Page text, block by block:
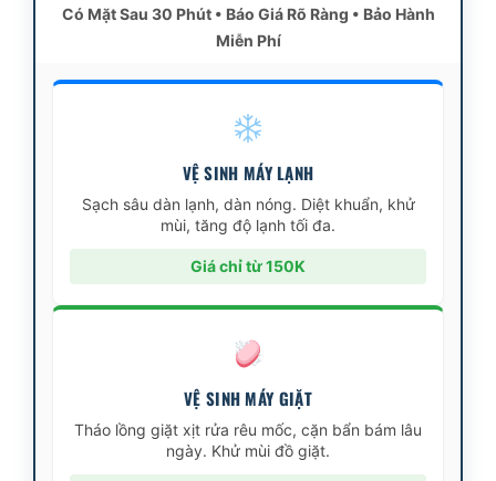
Có Mặt Sau 30 Phút • Báo Giá Rõ Ràng • Bảo Hành
Miễn Phí
VỆ SINH MÁY LẠNH
Sạch sâu dàn lạnh, dàn nóng. Diệt khuẩn, khử
mùi, tăng độ lạnh tối đa.
Giá chỉ từ 150K
VỆ SINH MÁY GIẶT
Tháo lồng giặt xịt rửa rêu mốc, cặn bẩn bám lâu
ngày. Khử mùi đồ giặt.